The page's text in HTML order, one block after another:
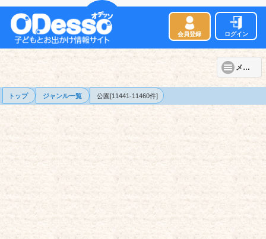
会員登録 ログイン
メニュー
トップ ジャンル一覧 公園[11441-11460件]